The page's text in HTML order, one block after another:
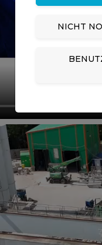
NICHT